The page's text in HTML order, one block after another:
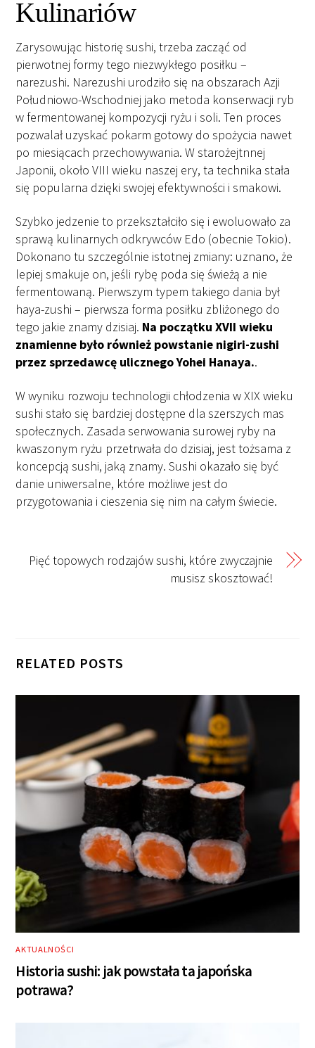
Kulinariów
Zarysowując historię sushi, trzeba zacząć od
pierwotnej formy tego niezwykłego posiłku –
narezushi. Narezushi urodziło się na obszarach Azji
Południowo-Wschodniej jako metoda konserwacji ryb
w fermentowanej kompozycji ryżu i soli. Ten proces
pozwalał uzyskać pokarm gotowy do spożycia nawet
po miesiącach przechowywania. W starożejtnnej
Japonii, około VIII wieku naszej ery, ta technika stała
się popularna dzięki swojej efektywności i smakowi.
Szybko jedzenie to przekształciło się i ewoluowało za
sprawą kulinarnych odkrywców Edo (obecnie Tokio).
Dokonano tu szczególnie istotnej zmiany: uznano, że
lepiej smakuje on, jeśli rybę poda się świeżą a nie
fermentowaną. Pierwszym typem takiego dania był
haya-zushi – pierwsza forma posiłku zbliżonego do
tego jakie znamy dzisiaj. Na początku XVII wieku
znamienne było również powstanie nigiri-zushi
przez sprzedawcę ulicznego Yohei Hanaya..
W wyniku rozwoju technologii chłodzenia w XIX wieku
sushi stało się bardziej dostępne dla szerszych mas
społecznych. Zasada serwowania surowej ryby na
kwaszonym ryżu przetrwała do dzisiaj, jest tożsama z
koncepcją sushi, jaką znamy. Sushi okazało się być
danie uniwersalne, które możliwe jest do
przygotowania i cieszenia się nim na całym świecie.
Pięć topowych rodzajów sushi, które zwyczajnie
musisz skosztować!
RELATED POSTS
AKTUALNOŚCI
Historia sushi: jak powstała ta japońska
potrawa?